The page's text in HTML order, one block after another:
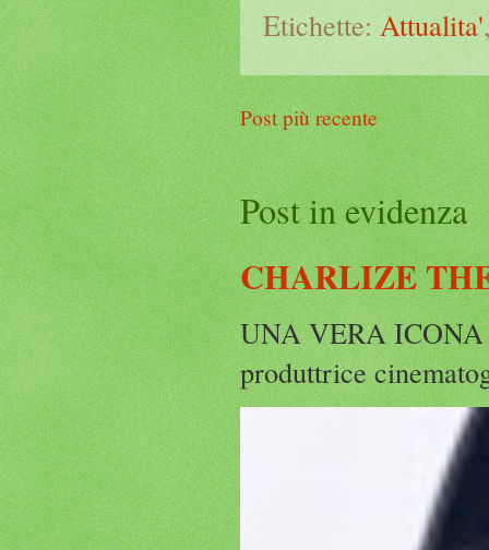
Etichette: Attualita'
Post più recente
Post in evidenza
CHARLIZE
UNA VERA ICONA
produttrice